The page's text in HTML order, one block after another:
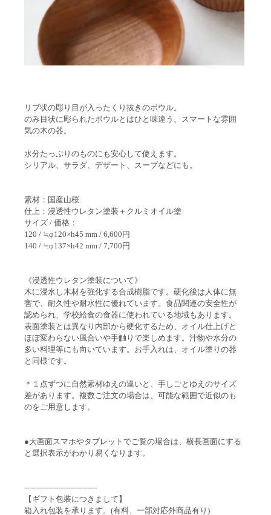
リブ状の彫り目が入ったくり抜きのボウル。
のみ目状に彫られたボウルとはひと味違う、スマートな雰囲
気の木の器。
水分たっぷりのものにも安心して使えます。
シリアル、サラダ、デザート、スープなどにも。
素材：国産山桜
仕上：浸透性ウレタン塗装＋クルミオイル塗
サイズ / 価格：
120 / ≒φ120×h45 mm / 6,600円
140 / ≒φ137×h42 mm / 7,700円
《浸透性ウレタン塗装について》
木に浸水し木材を強化する合成樹脂です。硬化後は人体に無
害で、耐久性や耐水性に優れています。食品関連の安全性が
認められ、学校給食の食器に使われている地域もあります。
表面塗装とは異なり内部から硬化するため、オイル仕上げと
ほぼ変わらない風合いや手触りで楽しめます。汁物や水分の
多い料理等にも向いています。お手入れは、オイル塗りの器
と同様です。
＊１点ずつに自然素材ゆえの違いと、手しごとゆえのサイズ
差があります。複数ご注文の場合は、可能な範囲で近似のも
のをご用意します。
●大画面スマホやタブレットでご覧の場合は、横長画面にする
と選択表示がわかり易くなります。
------------------------------
【ギフト包装につきまして】
箱入れ包装を承ります。(有料、一部対応外商品有り)